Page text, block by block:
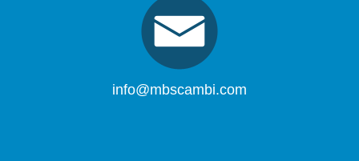
info@mbscambi.com